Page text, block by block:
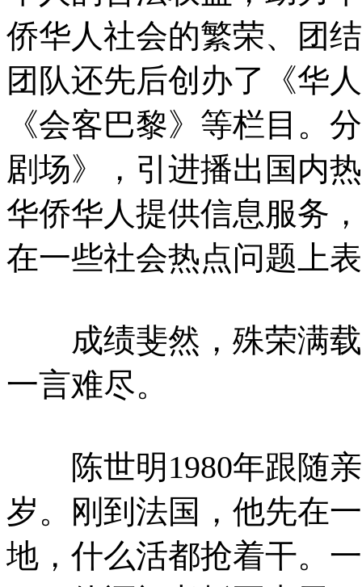
侨华人社会的繁荣、团
团队还先后创办了《华
《会客巴黎》等栏目。
剧场》，引进播出国内
华侨华人提供信息服务
在一些社会热点问题上
成绩斐然，殊荣满载
一言难尽。
陈世明1980年跟随亲
岁。刚到法国，他先在
地，什么活都抢着干。